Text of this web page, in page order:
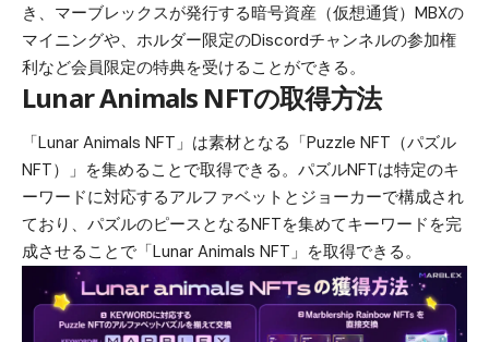
き、マーブレックスが発行する暗号資産（仮想通貨）MBXの
マイニングや、ホルダー限定のDiscordチャンネルの参加権
利など会員限定の特典を受けることができる。
Lunar Animals NFTの取得方法
「Lunar Animals NFT」は素材となる「Puzzle NFT（パズル
NFT）」を集めることで取得できる。パズルNFTは特定のキ
ーワードに対応するアルファベットとジョーカーで構成され
ており、パズルのピースとなるNFTを集めてキーワードを完
成させることで「Lunar Animals NFT」を取得できる。